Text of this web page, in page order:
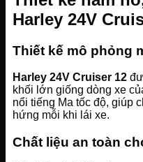
Harley 24V
Thiết kế mô phỏng
Harley 24V Cruiser 12
khối lớn giống dòng xe
nổi tiếng Ma tốc độ, giúp
hứng mỗi khi lái xe.
Chất liệu an toàn